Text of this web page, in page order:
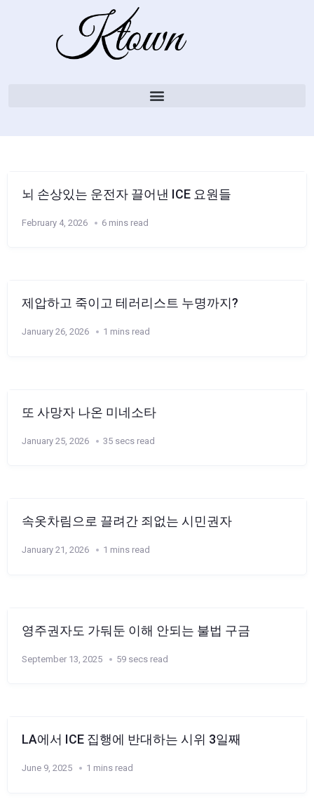
뇌 손상있는 운전자 끌어낸 ICE 요원들
February 4, 2026 6 mins read
제압하고 죽이고 테러리스트 누명까지?
January 26, 2026 1 mins read
또 사망자 나온 미네소타
January 25, 2026 35 secs read
속옷차림으로 끌려간 죄없는 시민권자
January 21, 2026 1 mins read
영주권자도 가둬둔 이해 안되는 불법 구금
September 13, 2025 59 secs read
LA에서 ICE 집행에 반대하는 시위 3일째
June 9, 2025 1 mins read